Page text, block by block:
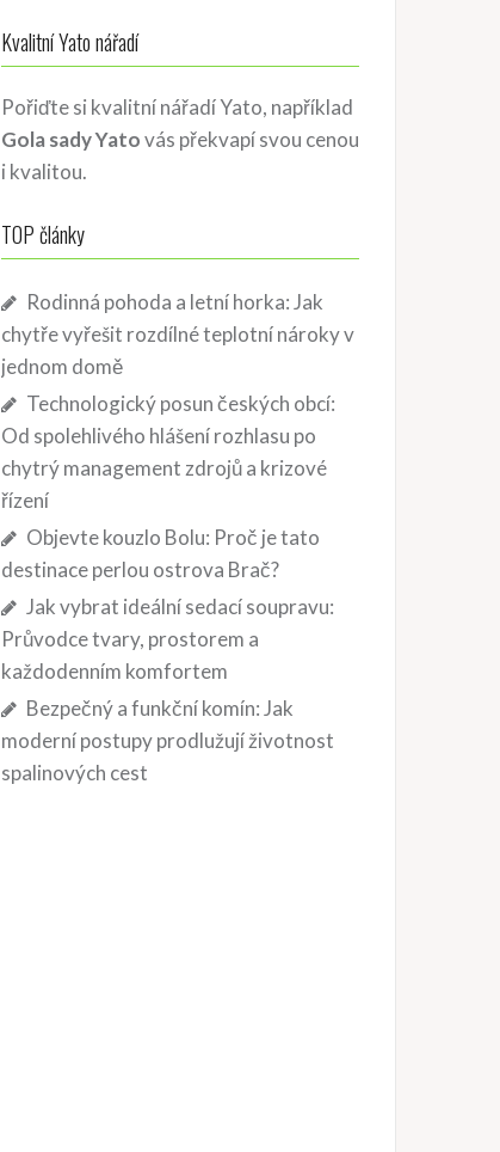
Kvalitní Yato nářadí
Pořiďte si kvalitní nářadí Yato, například
Gola sady Yatovás překvapí svou cenou
i kvalitou.
TOP články
Rodinná pohoda a letní horka: Jak
chytře vyřešit rozdílné teplotní nároky v
jednom domě
Technologický posun českých obcí:
Od spolehlivého hlášení rozhlasu po
chytrý management zdrojů a krizové
řízení
Objevte kouzlo Bolu: Proč je tato
destinace perlou ostrova Brač?
Jak vybrat ideální sedací soupravu:
Průvodce tvary, prostorem a
každodenním komfortem
Bezpečný a funkční komín: Jak
moderní postupy prodlužují životnost
spalinových cest